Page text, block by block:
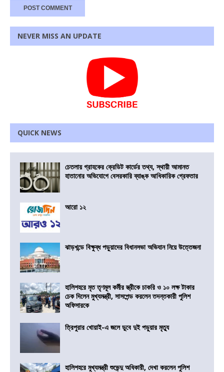
NEVER MISS AN UPDATE
QUICK NEWS
চেতলায় গ্রাহকের ক্রেডিট কার্ডের তথ্য, স্থায়ী আমানত
হাতানোর অভিযোগে বেসরকারি ব্যাঙ্ক আধিকারিক গ্রেফতার
আরো ১২
ঝাড়খন্ডে বিক্ষুব্ধ পড়ুয়াদের বিধানসভা অভিযান নিয়ে উত্তেজনা
হালিশহরে মৃত তৃণমূল কর্মীর স্ত্রীকে চাকরি ও ১০ লক্ষ টাকার
চেক দিলেন মুখ্যমন্ত্রী, সাসপেন্ড করলেন তদন্তকারী পুলিশ
অফিসারকে
ত্রিপুরার খোয়াই-এ জলে ডুবে দুই পড়ুয়ার মৃত্যু
হালিশহরে মুখ্যমন্ত্রী শুভেন্দু অধিকারী, দেখা করলেন পুলিশ